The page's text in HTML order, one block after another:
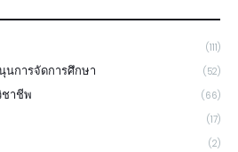
(111)
นการจัดการศึกษา (52)
ชาชีพ (66)
(17)
(2)